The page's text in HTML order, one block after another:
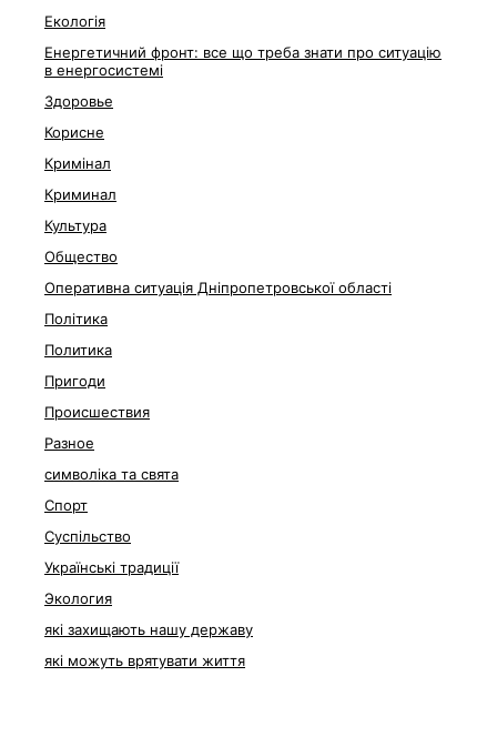
Екологія
Енергетичний фронт: все що треба знати про ситуацію
в енергосистемі
Здоровье
Корисне
Кримінал
Криминал
Культура
Общество
Оперативна ситуація Дніпропетровської області
Політика
Политика
Пригоди
Происшествия
Разное
символіка та свята
Спорт
Суспільство
Українські традиції
Экология
які захищають нашу державу
які можуть врятувати життя